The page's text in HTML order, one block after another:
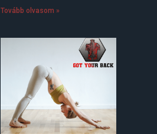
Tovább olvasom »